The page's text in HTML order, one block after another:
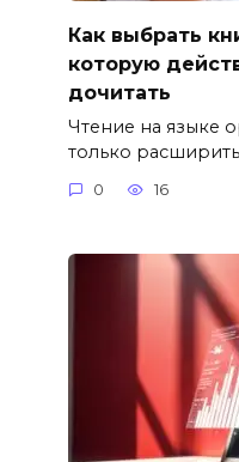
Как выбрать
которую
дочитать
Чтение на языке
только расширить
0 16